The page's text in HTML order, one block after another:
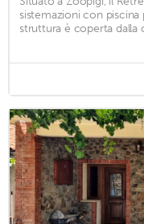
sistemazioni con piscina
struttura è coperta dalla